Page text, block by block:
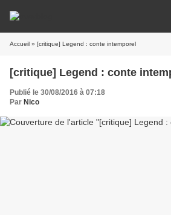
Accueil » [critique] Legend : conte intemporel
[critique] Legend : conte
Publié le 30/08/2016 à 07:18
Par Nico